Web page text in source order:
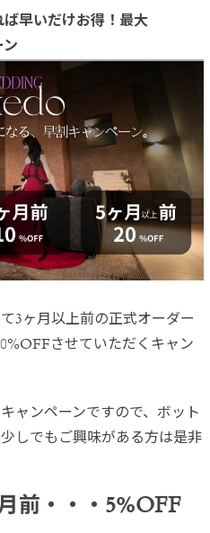
ば早いだけお得！最大
ン
3ヶ月以上前の正式オーダー
させていただくキャン
ャンペーンですので、ボット
しでもご興味がある方は是非
前・・・5%OFF